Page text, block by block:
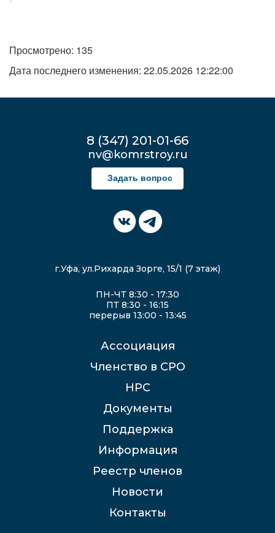
Просмотрено: 135
Дата последнего изменения: 22.05.2026 12:22:00
8 (347) 201-01-66
nv@komrstroy.ru
Задать вопрос
г.Уфа, ул.Рихарда Зорге, 15/1 (7 этаж)
ПН-ЧТ 8:30 - 17:30
ПТ 8:30 - 16:15
перерыв 13:00 - 13:45
Ассоциация
Членство в СРО
НРС
Документы
Поддержка
Информация
Реестр членов
Новости
Контакты